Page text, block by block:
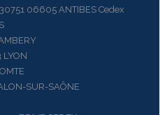
06605 ANTIBES Cedex
SUR-SAÔNE